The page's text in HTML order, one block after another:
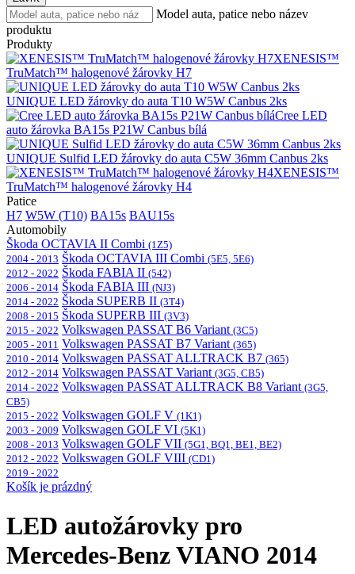
Model auta, patice nebo název
produktu
Produkty
XENESIS™
TruMatch™ halogenové žárovky H7
UNIQUE LED žárovky do auta T10 W5W Canbus 2ks
Cree LED
auto žárovka BA15s P21W Canbus bílá
UNIQUE Sulfid LED žárovky do auta C5W 36mm Canbus 2ks
XENESIS™
TruMatch™ halogenové žárovky H4
Patice
H7 W5W (T10) BA15s BAU15s
Automobily
Škoda OCTAVIA II Combi (1Z5)
2004 - 2013 Škoda OCTAVIA III Combi (5E5, 5E6)
2012 - 2022 Škoda FABIA II (542)
2006 - 2014 Škoda FABIA III (NJ3)
2014 - 2022 Škoda SUPERB II (3T4)
2008 - 2015 Škoda SUPERB III (3V3)
2015 - 2022 Volkswagen PASSAT B6 Variant (3C5)
2005 - 2011 Volkswagen PASSAT B7 Variant (365)
2010 - 2014 Volkswagen PASSAT ALLTRACK B7 (365)
2012 - 2014 Volkswagen PASSAT Variant (3G5, CB5)
2014 - 2022 Volkswagen PASSAT ALLTRACK B8 Variant (3G5,
CB5)
2015 - 2022 Volkswagen GOLF V (1K1)
2003 - 2009 Volkswagen GOLF VI (5K1)
2008 - 2013 Volkswagen GOLF VII (5G1, BQ1, BE1, BE2)
2012 - 2022 Volkswagen GOLF VIII (CD1)
2019 - 2022
Košík je prázdný
LED autožárovky pro
Mercedes-Benz VIANO 2014